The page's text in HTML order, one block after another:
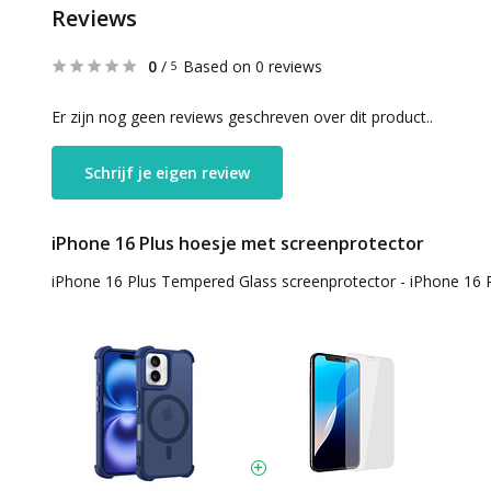
Reviews
0 / 5 Based on 0 reviews
Er zijn nog geen reviews geschreven over dit product..
Schrijf je eigen review
iPhone 16 Plus hoesje met screenprotector
iPhone 16 Plus Tempered Glass screenprotector - iPhone 16